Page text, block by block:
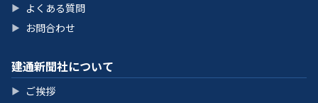
▶ よくある質問
▶ お問合わせ
建通新聞社について
▶ ご挨拶